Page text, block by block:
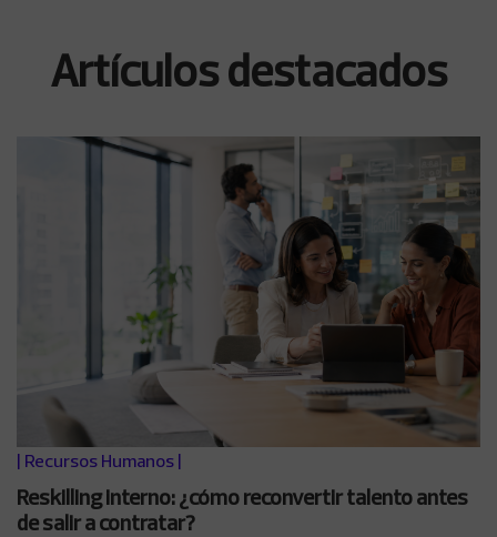
Artículos destacados
| Recursos Humanos |
Reskilling interno: ¿cómo reconvertir talento antes
de salir a contratar?